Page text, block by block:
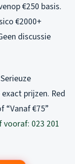
€250 basis.
€2000+
discussie
prijzen. Red
“Vanaf €75”
023 201